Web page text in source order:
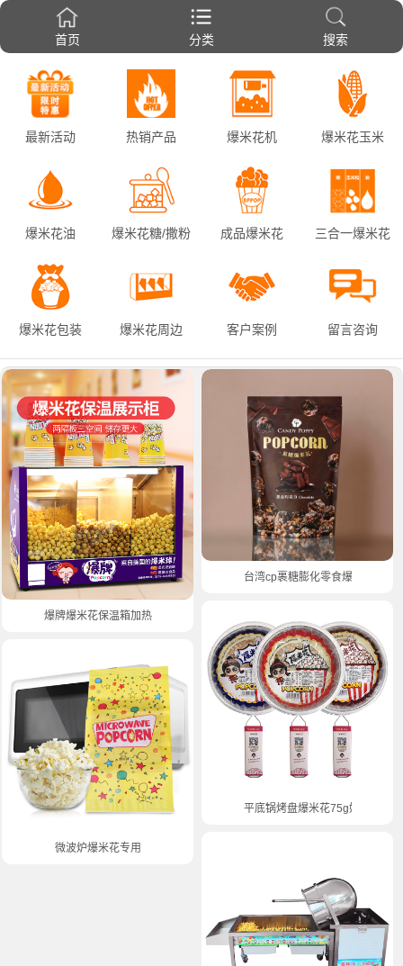
首页 分类 搜索
最新活动 热销产品 爆米花机 爆米花玉米
爆米花油 爆米花糖/撒粉 成品爆米花 三合一爆米花
爆米花包装 爆米花周边 客户案例 留言咨询
爆牌爆米花保温箱加热保温展示柜
台湾cp裹糖膨化零食爆米花
平底锅烤盘爆米花75g奶油味
微波炉爆米花专用